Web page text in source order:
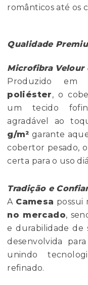
românticos até os
Qualidade
Microfibra Velour
Produzido em
poliéster, o
um tecido
agradável ao
g/m² garante
cobertor pesado,
certa para o uso
Tradição e
A Camesa possui
no mercado,
e durabilidade de
desenvolvida
unindo
refinado.